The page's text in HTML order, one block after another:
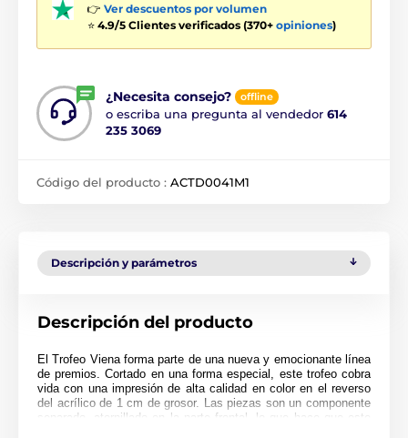
👉 Ver descuentos por volumen
⭐ 4.9/5 Clientes verificados (370+ opiniones)
¿Necesita consejo? offline
o escriba una pregunta al vendedor 614
235 3069
Código del producto : ACTD0041M1
Descripción y parámetros
Descripción del producto
El Trofeo Vienaforma parte de una nueva y emocionante línea
de premios. Cortado en una forma especial, este trofeo cobra
vida con una impresión de alta calidad en color en el reverso
del acrílico de 1 cm de grosor. Las piezas son un componente
separado, atornillado en la parte frontal, lo que hace que este